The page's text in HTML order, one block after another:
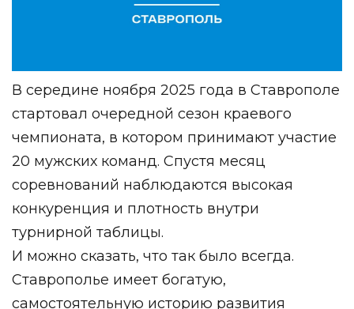
В середине ноября 2025 года в Ставрополе
стартовал очередной сезон краевого
чемпионата, в котором принимают участие
20 мужских команд. Спустя месяц
соревнований наблюдаются высокая
конкуренция и плотность внутри
турнирной таблицы.
И можно сказать, что так было всегда.
Ставрополье имеет богатую,
самостоятельную историю развития